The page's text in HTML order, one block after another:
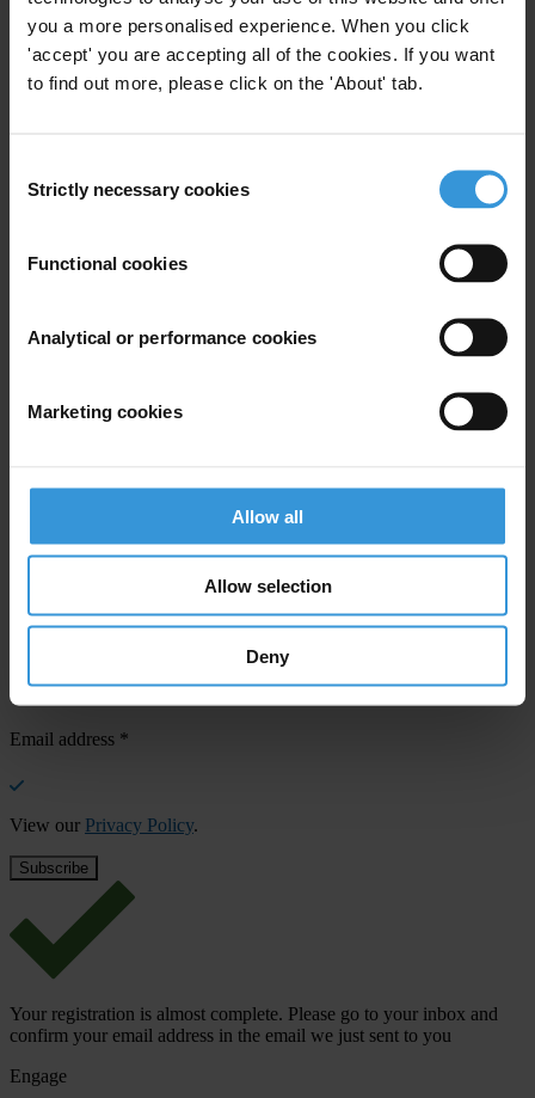
you a more personalised experience. When you click
'accept' you are accepting all of the cookies. If you want
to find out more, please click on the 'About' tab.
Selection
Strictly necessary cookies
Functional cookies
Analytical or performance cookies
Marketing cookies
Allow all
Allow selection
Deny
Last name
Your registration is almost complete. Please go to your inbox and
Stay informed
Last name*
Email address *
View our Privacy Policy.
Your registration is almost complete. Please go to your inbox and
confirm your email address in the email we just sent to you
Engage